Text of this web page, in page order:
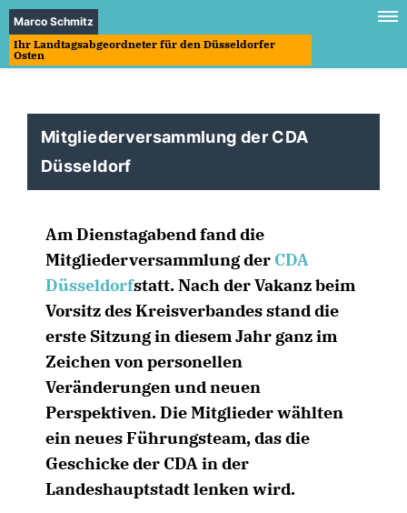
Marco Schmitz
Ihr Landtagsabgeordneter für den Düsseldorfer
Osten
Mitgliederversammlung der CDA
Düsseldorf
Am Dienstagabend fand die
Mitgliederversammlung der CDA
Düsseldorfstatt. Nach der Vakanz beim
Vorsitz des Kreisverbandes stand die
erste Sitzung in diesem Jahr ganz im
Zeichen von personellen
Veränderungen und neuen
Perspektiven. Die Mitglieder wählten
ein neues Führungsteam, das die
Geschicke der CDA in der
Landeshauptstadt lenken wird.